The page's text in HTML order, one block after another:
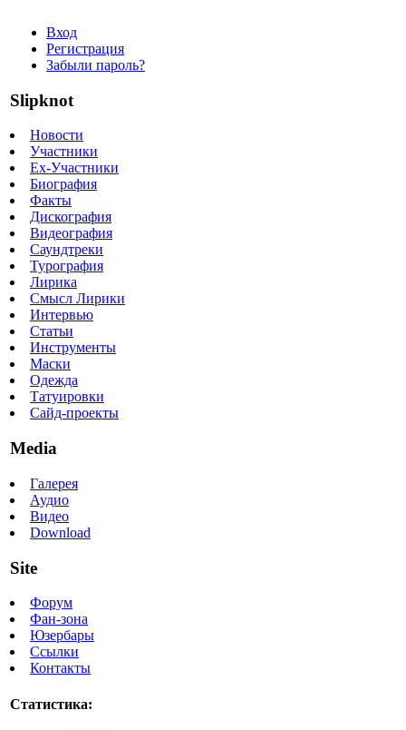
Вход
Регистрация
Забыли пароль?
Slipknot
Новости
Участники
Ex-Участники
Биография
Факты
Дискография
Видеография
Саундтреки
Турография
Лирика
Смысл Лирики
Интервью
Статьи
Инструменты
Маски
Одежда
Татуировки
Сайд-проекты
Media
Галерея
Аудио
Видео
Download
Site
Форум
Фан-зона
Юзербары
Ссылки
Контакты
Статистика: